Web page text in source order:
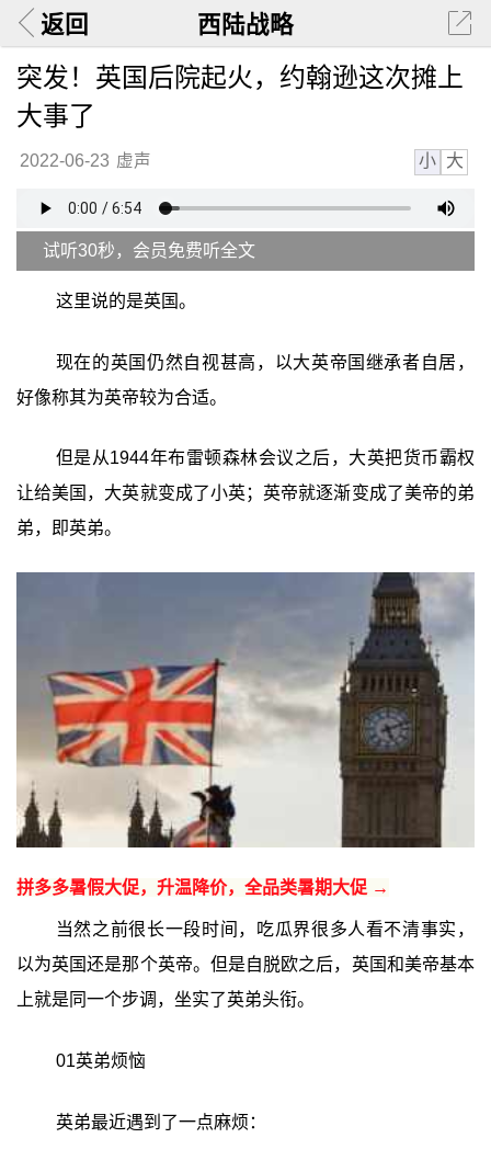
返回 西陆战略
突发！英国后院起火，约翰逊这次摊上
大事了
2022-06-23 虚声 小 大
试听30秒，会员免费听全文
这里说的是英国。
现在的英国仍然自视甚高，以大英帝国继承者自居，
好像称其为英帝较为合适。
但是从1944年布雷顿森林会议之后，大英把货币霸权
让给美国，大英就变成了小英；英帝就逐渐变成了美帝的弟
弟，即英弟。
拼多多暑假大促，升温降价，全品类暑期大促 →
当然之前很长一段时间，吃瓜界很多人看不清事实，
以为英国还是那个英帝。但是自脱欧之后，英国和美帝基本
上就是同一个步调，坐实了英弟头衔。
01英弟烦恼
英弟最近遇到了一点麻烦：